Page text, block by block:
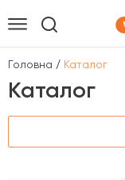
Головна / Каталог
Каталог